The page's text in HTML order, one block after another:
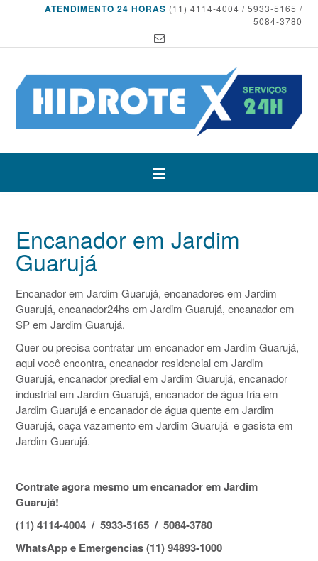
ATENDIMENTO 24 HORAS (11) 4114-4004 / 5933-5165 /
5084-3780
Encanador em Jardim
Guarujá
Encanador em Jardim Guarujá, encanadores em Jardim
Guarujá, encanador24hs em Jardim Guarujá, encanador em
SP em Jardim Guarujá.
Quer ou precisa contratar um encanador em Jardim Guarujá,
aqui você encontra, encanador residencial em Jardim
Guarujá, encanador predial em Jardim Guarujá, encanador
industrial em Jardim Guarujá, encanador de água fria em
Jardim Guarujá e encanador de água quente em Jardim
Guarujá, caça vazamento em Jardim Guarujá e gasista em
Jardim Guarujá.
Contrate agora mesmo um encanador em Jardim
Guarujá!
(11) 4114-4004 / 5933-5165 / 5084-3780
WhatsApp e Emergencias (11) 94893-1000